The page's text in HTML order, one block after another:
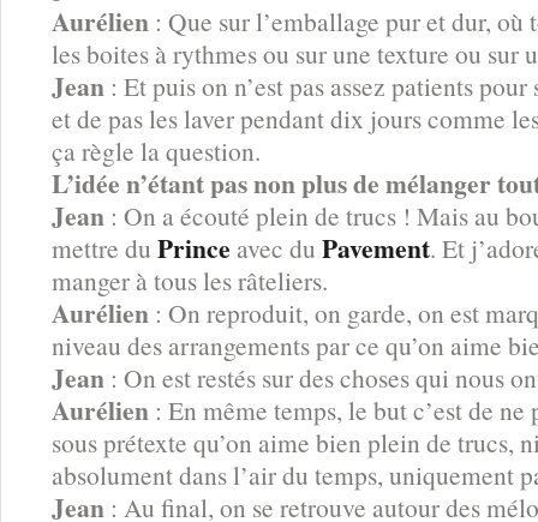
Aurélien : Que sur l’emballage pur et dur,
les boites à rythmes ou sur une texture ou
Jean : Et puis on n’est pas assez patients
et de pas les laver pendant dix jours comme
ça règle la question.
L’idée n’étant pas non plus de mélanger
Jean : On a écouté plein de trucs ! Mais au
mettre du Prince avec du Pavement. Et
manger à tous les râteliers.
Aurélien : On reproduit, on garde, on est
niveau des arrangements par ce qu’on aime
Jean : On est restés sur des choses qui nous
Aurélien : En même temps, le but c’est de
sous prétexte qu’on aime bien plein de trucs,
absolument dans l’air du temps, uniquement
Jean : Au final, on se retrouve autour des